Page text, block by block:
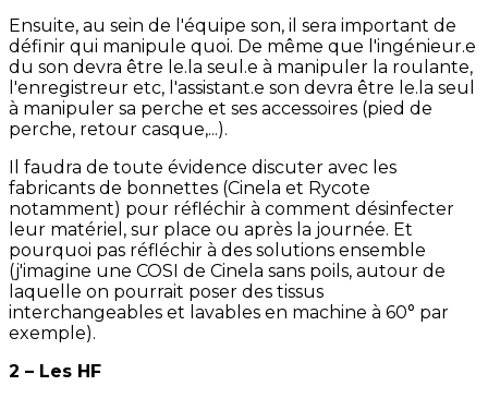
Ensuite, au sein de l'équipe son, il sera important de
définir qui manipule quoi. De même que l'ingénieur.e
du son devra être le.la seul.e à manipuler la roulante,
l'enregistreur etc, l'assistant.e son devra être le.la seul
à manipuler sa perche et ses accessoires (pied de
perche, retour casque,...).
Il faudra de toute évidence discuter avec les
fabricants de bonnettes (Cinela et Rycote
notamment) pour réfléchir à comment désinfecter
leur matériel, sur place ou après la journée. Et
pourquoi pas réfléchir à des solutions ensemble
(j'imagine une COSI de Cinela sans poils, autour de
laquelle on pourrait poser des tissus
interchangeables et lavables en machine à 60° par
exemple).
2 – Les HF